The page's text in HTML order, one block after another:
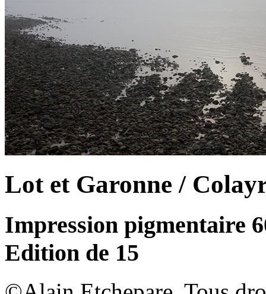
Lot et Garonne /
Impression pigmentaire
Edition de 15